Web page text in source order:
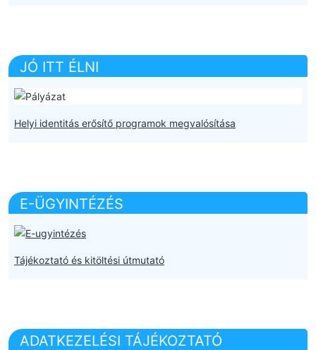
JÓ ITT ÉLNI
Helyi identitás erősítő programok megvalósítása
E-ÜGYINTÉZÉS
Tájékoztató és kitöltési útmutató
ADATKEZELÉSI TÁJÉKOZTATÓ